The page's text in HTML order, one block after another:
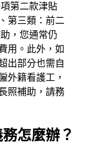
第二款津貼
第三類：前二
，您通常仍
用。此外，如
出部分也需自
外籍看護工，
照補助，請務
怎麼辦？